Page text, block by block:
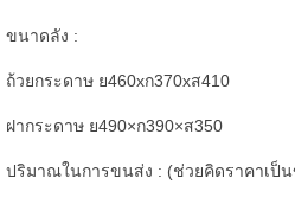
ขนาดลัง :
ถ้วยกระดาษ ย460xก370xส410
ฝากระดาษ ย490×ก390×ส350
ปริมาณในการขนส่ง : (ช่วยคิดราคาเป็